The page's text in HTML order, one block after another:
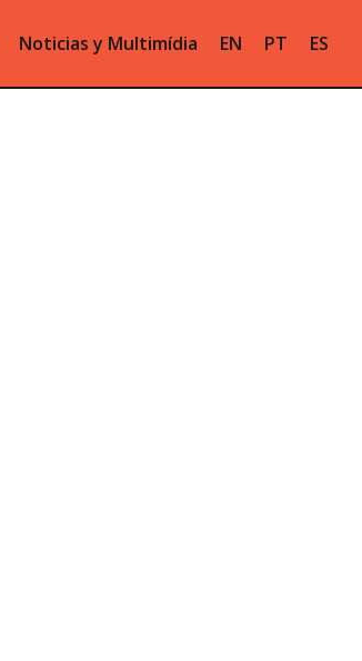
Noticias y Multimídia EN PT ES